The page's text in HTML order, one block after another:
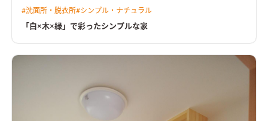
たことで光が差し込みます。キッチンは、収納をパーテンション
で隠すことにより、生活感を感じさせないつくりにしました。中
#洗面所・脱衣所#シンプル・ナチュラル
「白×木×緑」で彩ったシンプルな家